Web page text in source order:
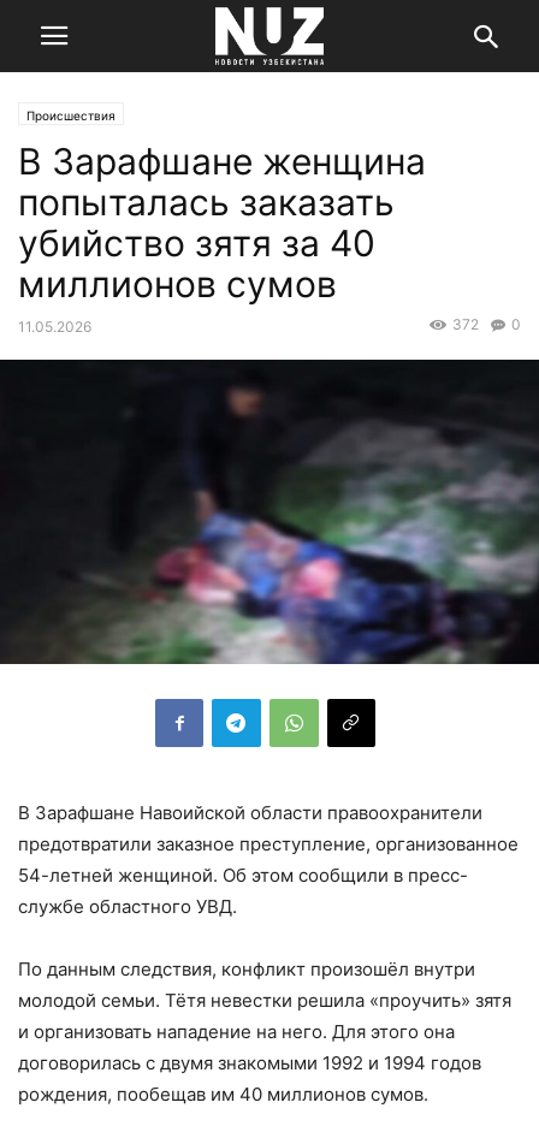
Происшествия
В Зарафшане женщина
попыталась заказать
убийство зятя за 40
миллионов сумов
11.05.2026 0
372
В Зарафшане Навоийской области правоохранители
предотвратили заказное преступление, организованное
54-летней женщиной. Об этом сообщили в пресс-
службе областного УВД.
По данным следствия, конфликт произошёл внутри
молодой семьи. Тётя невестки решила «проучить» зятя
и организовать нападение на него. Для этого она
договорилась с двумя знакомыми 1992 и 1994 годов
рождения, пообещав им 40 миллионов сумов.